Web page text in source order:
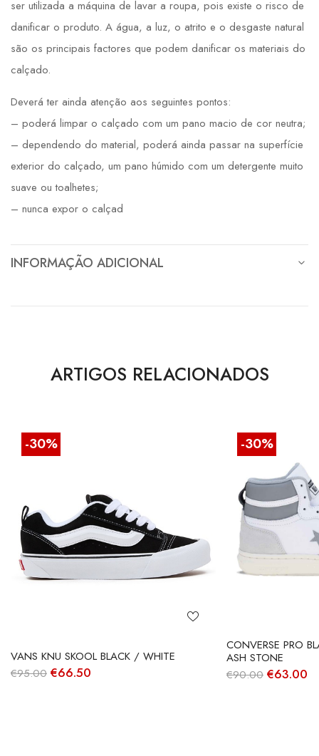
ser utilizada a máquina de lavar a roupa, pois existe o risco de
danificar o produto. A água, a luz, o atrito e o desgaste natural
são os principais factores que podem danificar os materiais do
calçado.
Deverá ter ainda atenção aos seguintes pontos:
– poderá limpar o calçado com um pano macio de cor neutra;
– dependendo do material, poderá ainda passar na superfície
exterior do calçado, um pano húmido com um detergente muito
suave ou toalhetes;
– nunca expor o calçad
INFORMAÇÃO ADICIONAL
ARTIGOS RELACIONADOS
-30%
VANS KNU SKOOL BLACK / WHITE
€95.00 O
€66.50
-30%
CONVERSE PRO
ASH STONE
€90.00 O
€63.00